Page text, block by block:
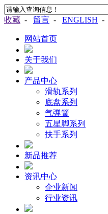
收藏 - 留言 - ENGLISH -
网站首页
关于我们
产品中心
滑轨系列
底盘系列
气弹簧
五星脚系列
扶手系列
新品推荐
资讯中心
企业新闻
行业资讯